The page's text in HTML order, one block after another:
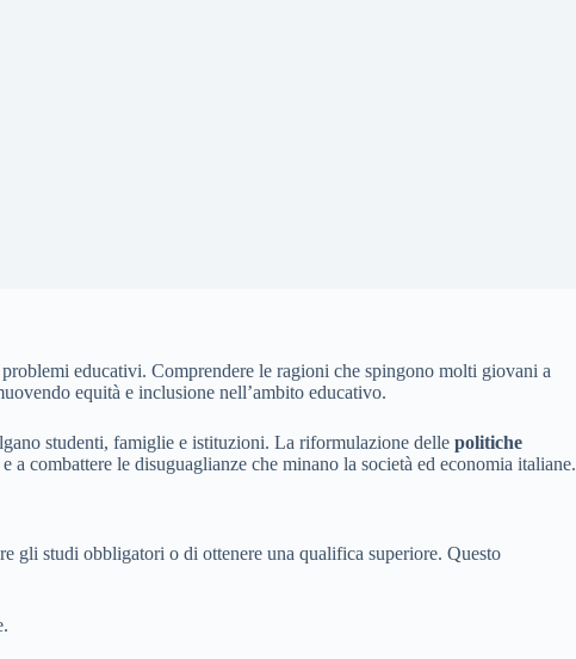
educativi. Comprendere le ragioni che spingono molti giovani a
equità e inclusione nell’ambito educativo.
studenti, famiglie e istituzioni. La riformulazione delle politiche
combattere le disuguaglianze che minano la società ed economia italiane.
gli studi obbligatori o di ottenere una qualifica superiore. Questo